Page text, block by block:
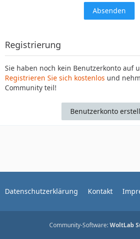
Registrierung
Sie haben noch kein Benutzerkonto auf
Registrieren Sie sich kostenlos und
Community teil!
Benutzerkonto
Datenschutzerklärung Kontakt
Community-Software:WoltLab